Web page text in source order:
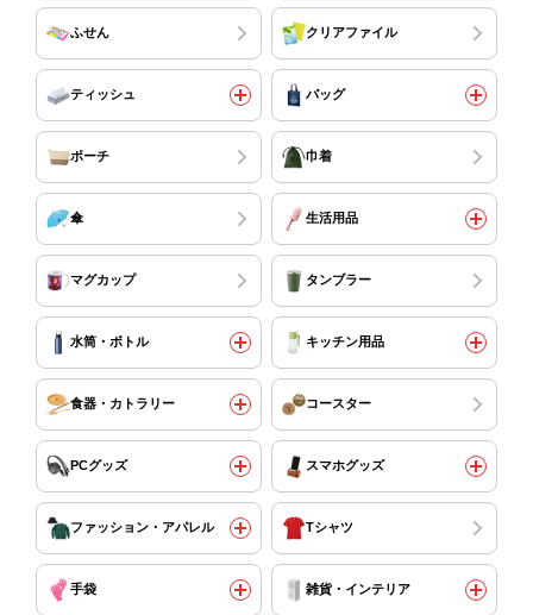
ふせん クリアファイル
ティッシュ バッグ
ポーチ 巾着
傘 生活用品
マグカップ タンブラー
水筒・ボトル キッチン用品
食器・カトラリー コースター
PCグッズ スマホグッズ
ファッション・アパレル Tシャツ
手袋 雑貨・インテリア